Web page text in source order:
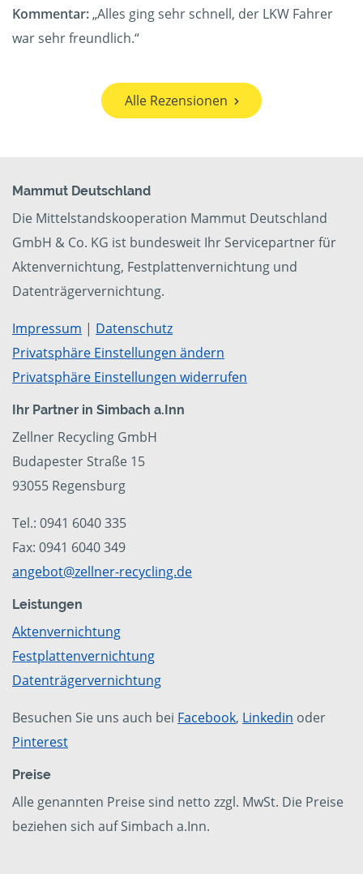
Kommentar:„Alles ging sehr schnell, der LKW Fahrer
war sehr freundlich.“
Alle Rezensionen
Mammut Deutschland
Die Mittelstandskooperation Mammut Deutschland
GmbH & Co. KG ist bundesweit Ihr Servicepartner für
Aktenvernichtung, Festplattenvernichtung und
Datenträgervernichtung.
Impressum | Datenschutz
Privatsphäre Einstellungen ändern
Privatsphäre Einstellungen widerrufen
Ihr Partner in Simbach a.Inn
Zellner Recycling GmbH
Budapester Straße 15
93055 Regensburg
Tel.: 0941 6040 335
Fax: 0941 6040 349
angebot@zellner-recycling.de
Leistungen
Aktenvernichtung
Festplattenvernichtung
Datenträgervernichtung
Besuchen Sie uns auch bei Facebook, Linkedin oder
Pinterest
Preise
Alle genannten Preise sind netto zzgl. MwSt. Die Preise
beziehen sich auf Simbach a.Inn.